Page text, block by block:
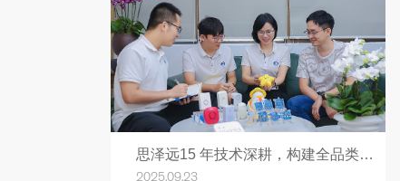
思泽远15 年技术深耕，构建全品类语音芯片产品生态
2025.09.23